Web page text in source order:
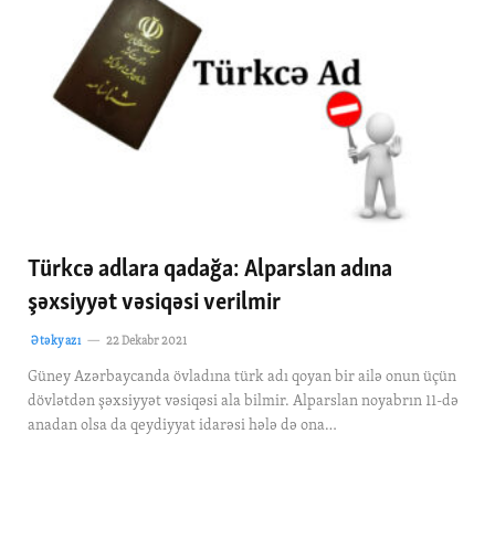
Türkcə adlara qadağa: Alparslan adına
şəxsiyyət vəsiqəsi verilmir
Ətəkyazı 22 Dekabr 2021
Güney Azərbaycanda övladına türk adı qoyan bir ailə onun üçün
dövlətdən şəxsiyyət vəsiqəsi ala bilmir. Alparslan noyabrın 11-də
anadan olsa da qeydiyyat idarəsi hələ də ona…